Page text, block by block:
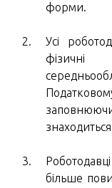
форми.
Усі
фізичні
Роботодавці
більше